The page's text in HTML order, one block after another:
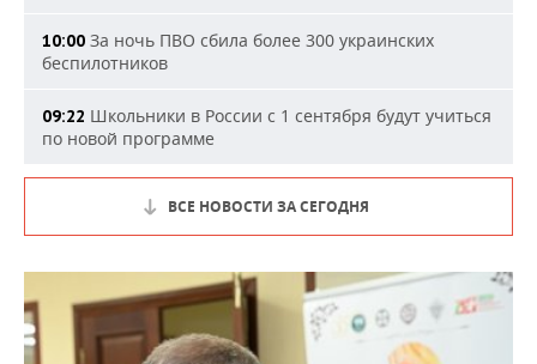
10:00 За ночь ПВО сбила более 300 украинских
беспилотников
09:22 Школьники в России с 1 сентября будут учиться
по новой программе
ВСЕ НОВОСТИ ЗА СЕГОДНЯ